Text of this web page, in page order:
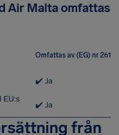
Air Malta omfattas
Omfattas av (EG) nr 261
✔️ Ja
EU:s
✔️ Ja
från